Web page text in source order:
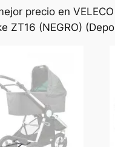
precio en
ZT16 (NEGRO)